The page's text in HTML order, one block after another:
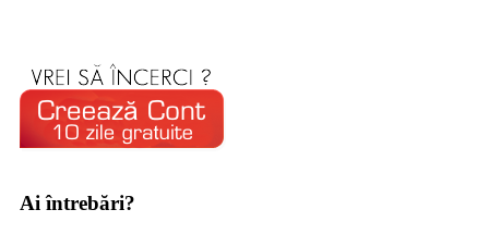
Ai întrebări?